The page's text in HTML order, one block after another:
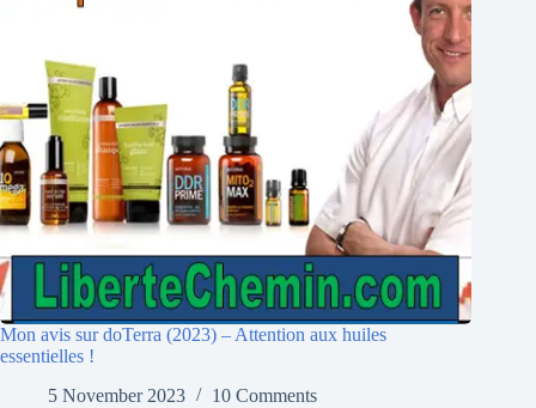
Mon avis sur doTerra (2023) – Attention aux huiles
essentielles !
5 November 2023
10 Comments